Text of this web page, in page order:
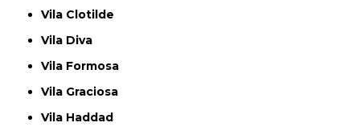
Vila Clotilde
Vila Diva
Vila Formosa
Vila Graciosa
Vila Haddad